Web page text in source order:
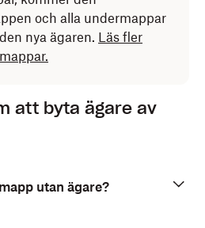
och alla undermappar
nya ägaren. Läs fler
att byta ägare av
utan ägare?